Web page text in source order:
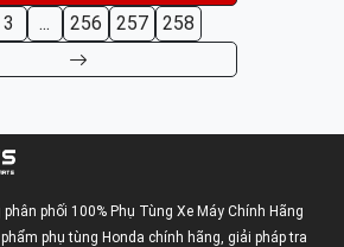
3 ... 256 257 258
phân phối 100% Phụ Tùng Xe Máy Chính Hãng
phụ tùng Honda chính hãng, giải pháp tra